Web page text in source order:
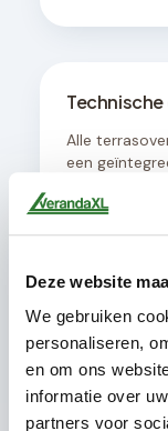
Deze website
We gebruiken
personaliseren,
en om ons
informatie over
partners voor
Alle
een
ontworpen
graden voor
200 kg per
Dit